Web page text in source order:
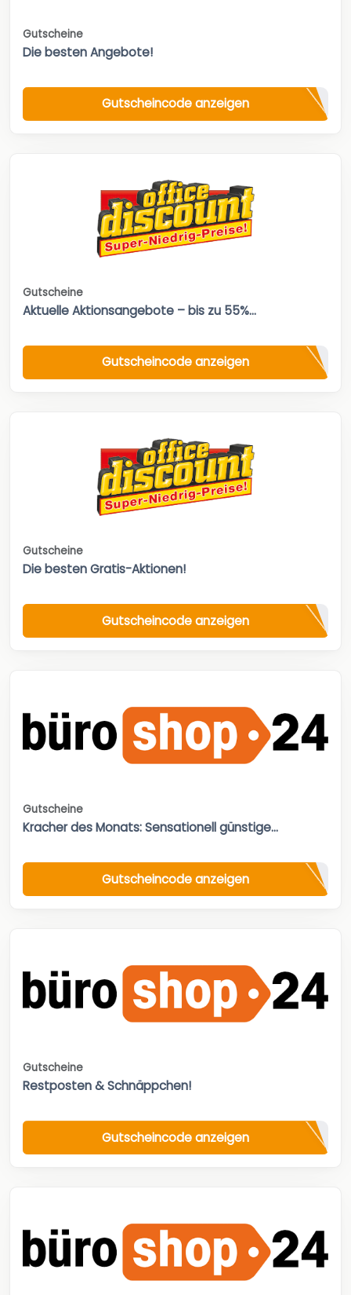
Gutscheine
Die besten Angebote!
Gutscheincode anzeigen
Gutscheine
Aktuelle Aktionsangebote – bis zu 55%...
Gutscheincode anzeigen
Gutscheine
Die besten Gratis-Aktionen!
Gutscheincode anzeigen
Gutscheine
Kracher des Monats: Sensationell günstige...
Gutscheincode anzeigen
Gutscheine
Restposten & Schnäppchen!
Gutscheincode anzeigen